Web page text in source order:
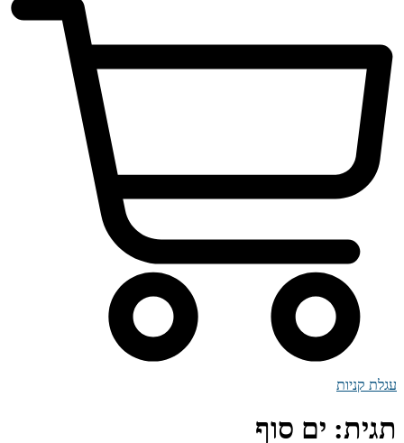
עגלת קניות
תגית: ים סוף